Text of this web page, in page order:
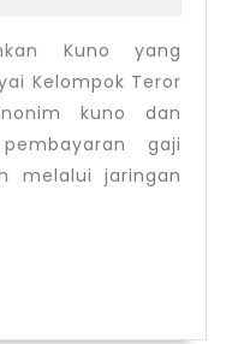
untuk
Kuno yang
Kelompok Teror
kuno dan
gaji
melalui jaringan